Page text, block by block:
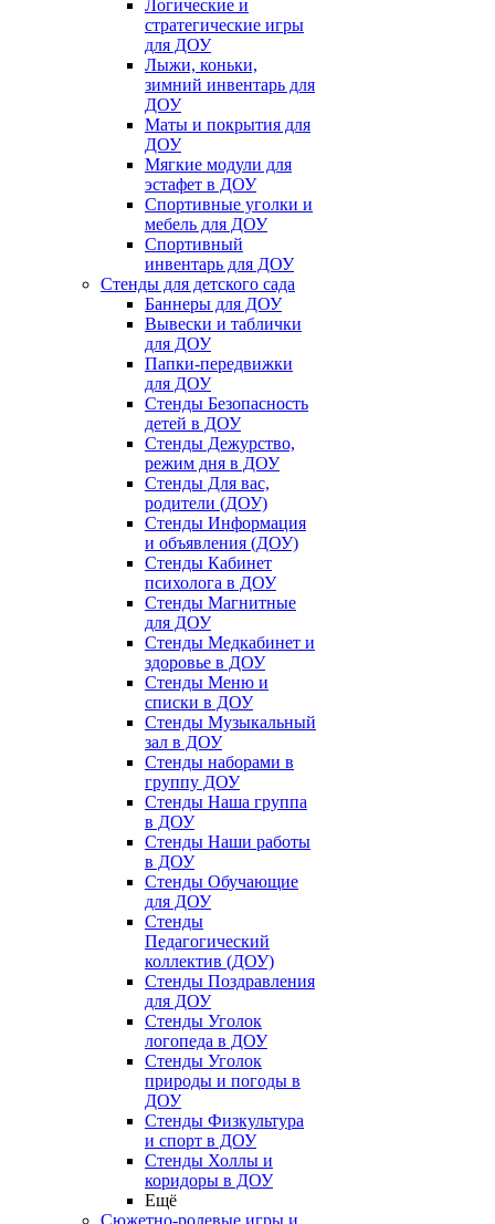
Логические и
стратегические игры
для ДОУ
Лыжи, коньки,
зимний инвентарь для
ДОУ
Маты и покрытия для
ДОУ
Мягкие модули для
эстафет в ДОУ
Спортивные уголки и
мебель для ДОУ
Спортивный
инвентарь для ДОУ
Стенды для детского сада
Баннеры для ДОУ
Вывески и таблички
для ДОУ
Папки-передвижки
для ДОУ
Стенды Безопасность
детей в ДОУ
Стенды Дежурство,
режим дня в ДОУ
Стенды Для вас,
родители (ДОУ)
Стенды Информация
и объявления (ДОУ)
Стенды Кабинет
психолога в ДОУ
Стенды Магнитные
для ДОУ
Стенды Медкабинет и
здоровье в ДОУ
Стенды Меню и
списки в ДОУ
Стенды Музыкальный
зал в ДОУ
Стенды наборами в
группу ДОУ
Стенды Наша группа
в ДОУ
Стенды Наши работы
в ДОУ
Стенды Обучающие
для ДОУ
Стенды
Педагогический
коллектив (ДОУ)
Стенды Поздравления
для ДОУ
Стенды Уголок
логопеда в ДОУ
Стенды Уголок
природы и погоды в
ДОУ
Стенды Физкультура
и спорт в ДОУ
Стенды Холлы и
коридоры в ДОУ
Ещё
Сюжетно-ролевые игры и